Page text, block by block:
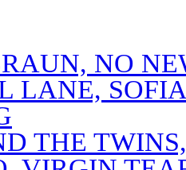
NO
LANE,
THE